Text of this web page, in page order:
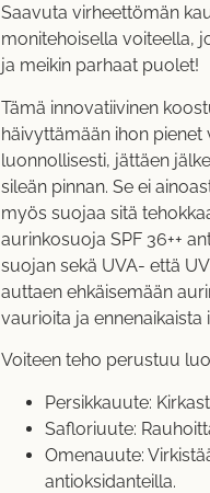
Saavuta virheettömän
monitehoisella voiteella,
ja meikin parhaat puolet!
Tämä innovatiivinen
häivyttämään ihon
luonnollisesti, jättäen
sileän pinnan. Se ei
myös suojaa sitä
aurinkosuoja SPF 36++
suojan sekä UVA- että
auttaen ehkäisemään
vaurioita ja ennenaikaista
Voiteen teho perustuu
Persikkauute:
Safloriuute:
Omenauute:
antioksidanteilla.